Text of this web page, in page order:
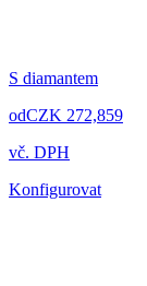
S diamantem
odCZK 272,859
vč. DPH
Konfigurovat